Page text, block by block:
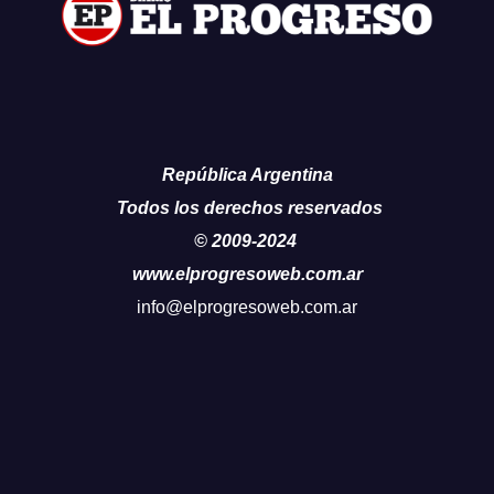
República Argentina
Todos los derechos reservados
© 2009-2024
www.elprogresoweb.com.ar
info@elprogresoweb.com.ar